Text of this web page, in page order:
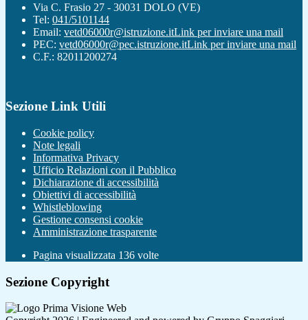
Via C. Frasio 27 - 30031 DOLO (VE)
Tel: 041/5101144
Email: vetd06000r@istruzione.itLink per inviare una mail
PEC: vetd06000r@pec.istruzione.itLink per inviare una mail
C.F.: 82011200274
Sezione Link Utili
Cookie policy
Note legali
Informativa Privacy
Ufficio Relazioni con il Pubblico
Dichiarazione di accessibilità
Obiettivi di accessibilità
Whistleblowing
Gestione consensi cookie
Amministrazione trasparente
Pagina visualizzata 136 volte
Sezione Copyright